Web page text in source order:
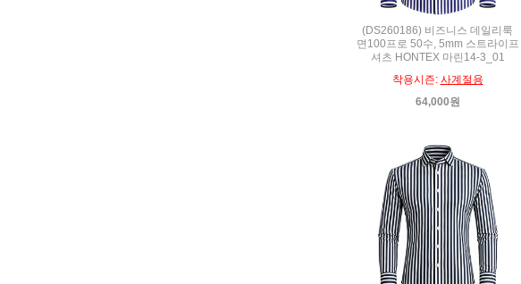
(DS260186) 비즈니스 데일리룩
면100프로 50수, 5mm 스트라이프
셔츠 HONTEX 마린14-3_01
착용시즌: 사계절용
64,000원